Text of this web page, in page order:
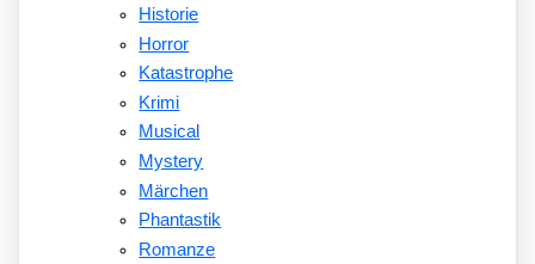
Historie
Horror
Katastrophe
Krimi
Musical
Mystery
Märchen
Phantastik
Romanze